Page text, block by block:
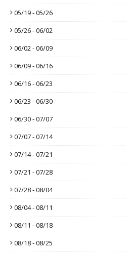
05/19 - 05/26
05/26 - 06/02
06/02 - 06/09
06/09 - 06/16
06/16 - 06/23
06/23 - 06/30
06/30 - 07/07
07/07 - 07/14
07/14 - 07/21
07/21 - 07/28
07/28 - 08/04
08/04 - 08/11
08/11 - 08/18
08/18 - 08/25